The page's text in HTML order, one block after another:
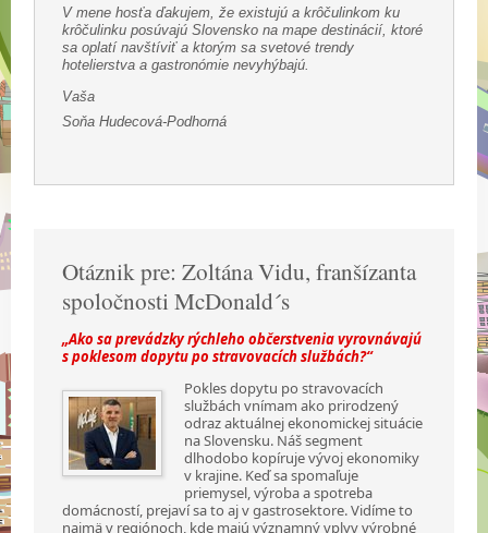
V mene hosťa ďakujem, že existujú a krôčulinkom ku
krôčulinku posúvajú Slovensko na mape destinácií, ktoré
sa oplatí navštíviť a ktorým sa svetové trendy
hotelierstva a gastronómie nevyhýbajú.
Vaša
Soňa Hudecová-Podhorná
Otáznik pre: Zoltána Vidu, franšízanta
spoločnosti McDonald´s
„Ako sa prevádzky rýchleho občerstvenia vyrovnávajú
s poklesom dopytu po stravovacích službách?“
Pokles dopytu po stravovacích
službách vnímam ako prirodzený
odraz aktuálnej ekonomickej situácie
na Slovensku. Náš segment
dlhodobo kopíruje vývoj ekonomiky
v krajine. Keď sa spomaľuje
priemysel, výroba a spotreba
domácností, prejaví sa to aj v gastrosektore. Vidíme to
najmä v regiónoch, kde majú významný vplyv výrobné